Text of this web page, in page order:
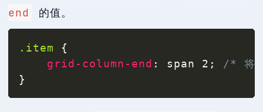
end
的值。
.item
{
grid-column-end : span 2 ;
/* 将
}